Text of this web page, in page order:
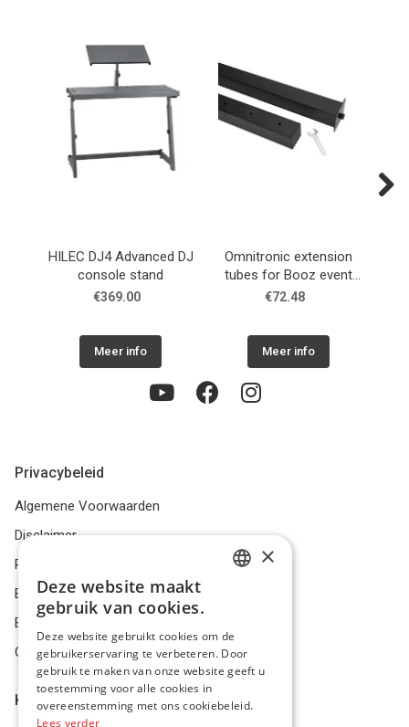
HILEC DJ4 Advanced DJ
console stand
€369.00
Meer info
Omnitronic extension
tubes for Booz event
stand
€72.48
Meer info
Privacybeleid
Algemene Voorwaarden
Disclaimer
Privacybeleid
Bestelling herroepen
Betalingsmiddelen
Geschillen
Klantenservice
ENGLISH
×
Deze website maakt
gebruik van cookies.
Deze website gebruikt cookies om de
gebruikerservaring te verbeteren. Door
gebruik te maken van onze website geeft u
toestemming voor alle cookies in
overeenstemming met ons cookiebeleid.
Lees verder